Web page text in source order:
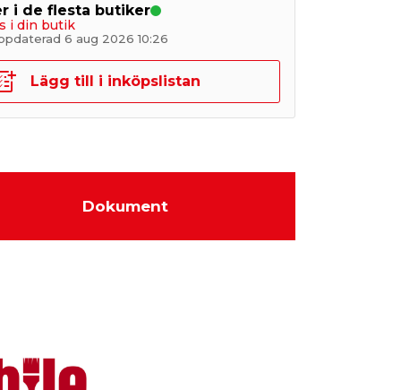
i de flesta butiker
i din butik
6 aug 2026 10:26
Lägg till i inköpslistan
Dokument